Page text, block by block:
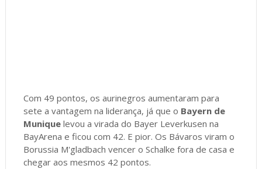
Com 49 pontos, os aurinegros aumentaram para
sete a vantagem na liderança, já que o Bayern de
Muniquelevou a virada do Bayer Leverkusen na
BayArena e ficou com 42. E pior. Os Bávaros viram o
Borussia M'gladbach vencer o Schalke fora de casa e
chegar aos mesmos 42 pontos.